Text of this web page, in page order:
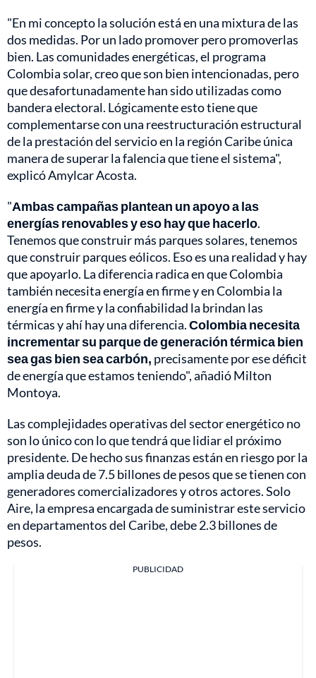
"En mi concepto la solución está en una mixtura de las
dos medidas. Por un lado promover pero promoverlas
bien. Las comunidades energéticas, el programa
Colombia solar, creo que son bien intencionadas, pero
que desafortunadamente han sido utilizadas como
bandera electoral. Lógicamente esto tiene que
complementarse con una reestructuración estructural
de la prestación del servicio en la región Caribe única
manera de superar la falencia que tiene el sistema",
explicó Amylcar Acosta.
"Ambas campañas plantean un apoyo a las
energías renovables y eso hay que hacerlo.
Tenemos que construir más parques solares, tenemos
que construir parques eólicos. Eso es una realidad y hay
que apoyarlo. La diferencia radica en que Colombia
también necesita energía en firme y en Colombia la
energía en firme y la confiabilidad la brindan las
térmicas y ahí hay una diferencia.Colombia necesita
incrementar su parque de generación térmica bien
sea gas bien sea carbón, precisamente por ese déficit
de energía que estamos teniendo", añadió Milton
Montoya.
Las complejidades operativas del sector energético no
son lo único con lo que tendrá que lidiar el próximo
presidente. De hecho sus finanzas están en riesgo por la
amplia deuda de 7.5 billones de pesos que se tienen con
generadores comercializadores y otros actores. Solo
Aire, la empresa encargada de suministrar este servicio
en departamentos del Caribe, debe 2.3 billones de
pesos.
PUBLICIDAD